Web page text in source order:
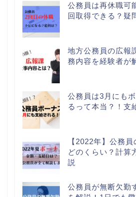
公務員は再休職可
回取得できる？疑
地方公務員の広報
務内容を経験者が
公務員は3月にも
るって本当？！支
【2022年】公務
どのくらい？計算
説
公務員が無断欠勤